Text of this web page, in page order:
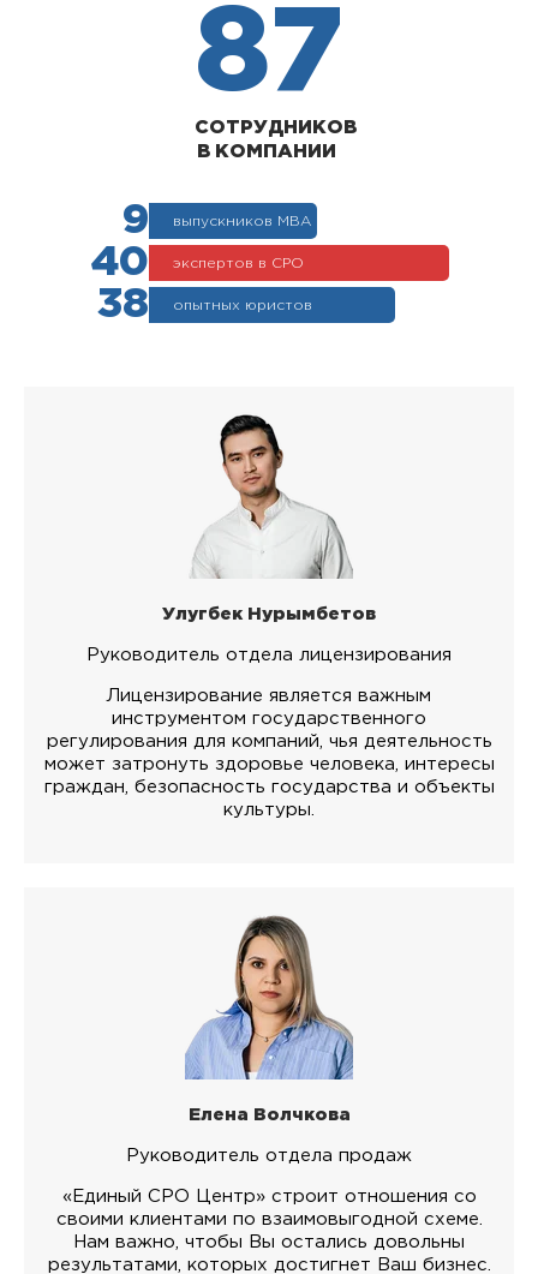
87
СОТРУДНИКОВ
В КОМПАНИИ
9 выпускников МВА
40 экспертов в СРО
38 опытных юристов
Улугбек Нурымбетов
Руководитель отдела лицензирования
Лицензирование является важным
инструментом государственного
регулирования для компаний, чья деятельность
может затронуть здоровье человека, интересы
граждан, безопасность государства и объекты
культуры.
Елена Волчкова
Руководитель отдела продаж
«Единый СРО Центр» строит отношения со
своими клиентами по взаимовыгодной схеме.
Нам важно, чтобы Вы остались довольны
результатами, которых достигнет Ваш бизнес.